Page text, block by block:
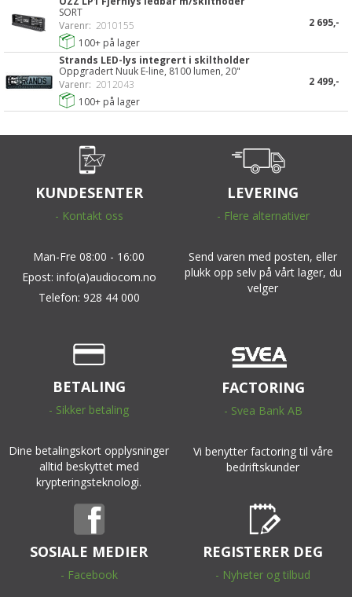
SORT
Varenr: 2010155
100+ på lager
2 695,-
Strands LED-lys integrert i skiltholder
Oppgradert Nuuk E-line, 8100 lumen, 20"
Varenr: 2012043
100+ på lager
2 499,-
KUNDESENTER
- Kontakt oss
Man-Fre 08:00 - 16:00
Epost: info(a)audiocom.no
Telefon: 928 44 000
LEVERING
- Flere alternativer
Send varen med posten, eller
plukk opp selv på vårt lager, du
velger
BETALING
- Sikker betaling
Dine betalingskort opplysninger
alltid beskyttet med
krypteringsteknologi.
FACTORING
- Svea Bank AB
Vi benytter factoring til våre
bedriftskunder
SOSIALE MEDIER
- Facebook
REGISTERER DEG
- Nyheter og tilbud